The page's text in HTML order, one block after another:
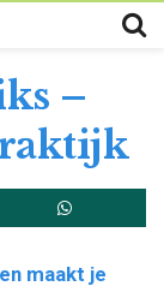
–
maakt je